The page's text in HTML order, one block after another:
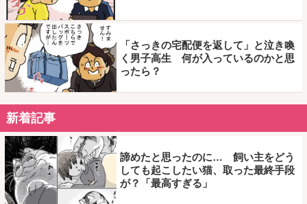
「さっきの宅配便を返して」と泣き喚
く男子高生 何が入っているのかと思
ったら？
新着記事
諦めたと思ったのに… 飼い主をどう
しても起こしたい猫、取った最終手段
が？「最高すぎる」